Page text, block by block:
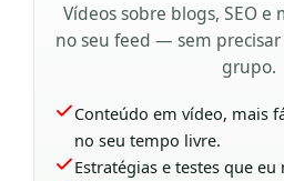
Vídeos sobre blogs, SEO
no seu feed — sem
grupo.
Conteúdo em vídeo, mais
no seu tempo livre.
Estratégias e testes que